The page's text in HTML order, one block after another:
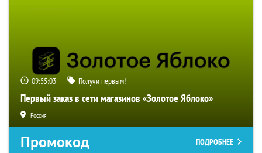
09:55:02 Получи первым!
Первый заказ в сети магазинов «Золотое Яблоко»
Россия
Промокод ПОДРОБНЕЕ